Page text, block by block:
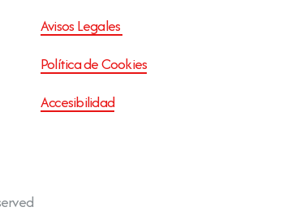
Avisos Legales
Política de Cookies
Accesibilidad